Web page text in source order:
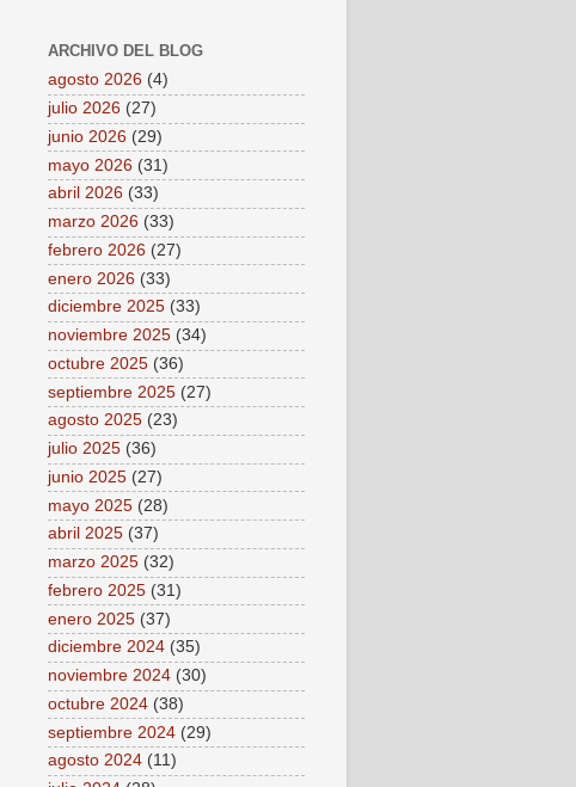
ARCHIVO DEL BLOG
agosto 2026 (4)
julio 2026 (27)
junio 2026 (29)
mayo 2026 (31)
abril 2026 (33)
marzo 2026 (33)
febrero 2026 (27)
enero 2026 (33)
diciembre 2025 (33)
noviembre 2025 (34)
octubre 2025 (36)
septiembre 2025 (27)
agosto 2025 (23)
julio 2025 (36)
junio 2025 (27)
mayo 2025 (28)
abril 2025 (37)
marzo 2025 (32)
febrero 2025 (31)
enero 2025 (37)
diciembre 2024 (35)
noviembre 2024 (30)
octubre 2024 (38)
septiembre 2024 (29)
agosto 2024 (11)